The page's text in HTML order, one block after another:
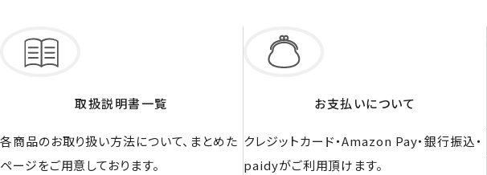
取扱説明書一覧
各商品のお取り扱い方法について、まとめた
ページをご用意しております。
お支払いについて
クレジットカード・Amazon Pay・銀行振込・
paidyがご利用頂けます。